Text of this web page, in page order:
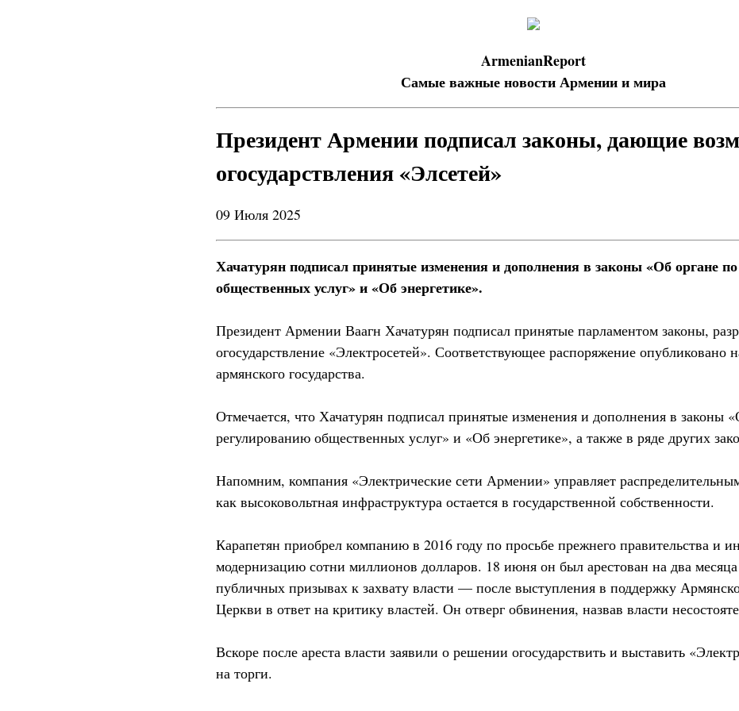
ArmenianReport
Самые важные новости Армении и мира
Президент Армении подписал законы, дающие
огосударствления «Элсетей»
09 Июля 2025
Хачатурян подписал принятые изменения и дополнения в законы «Об органе
общественных услуг» и «Об энергетике».
Президент Армении Ваагн Хачатурян подписал принятые парламентом законы,
огосударствление «Электросетей». Соответствующее распоряжение опубликовано
армянского государства.
Отмечается, что Хачатурян подписал принятые изменения и дополнения в законы
регулированию общественных услуг» и «Об энергетике», а также в ряде других
Напомним, компания «Электрические сети Армении» управляет
как высоковольтная инфраструктура остается в государственной собственности.
Карапетян приобрел компанию в 2016 году по просьбе прежнего правительства и
модернизацию сотни миллионов долларов. 18 июня он был арестован на два
публичных призывах к захвату власти — после выступления в поддержку
Церкви в ответ на критику властей. Он отверг обвинения, назвав власти
Вскоре после ареста власти заявили о решении огосударствить и выставить
на торги.